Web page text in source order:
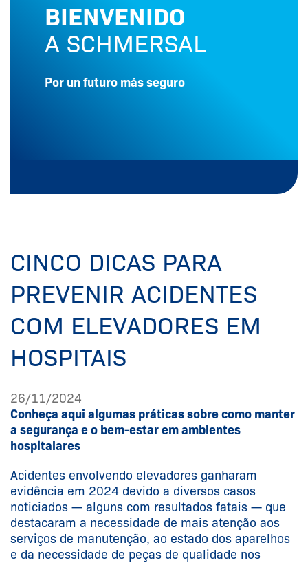
BIENVENIDO
A SCHMERSAL
Por un futuro más seguro
CINCO DICAS PARA
PREVENIR ACIDENTES
COM ELEVADORES EM
HOSPITAIS
26/11/2024
Conheça aqui algumas práticas sobre como manter
a segurança e o bem-estar em ambientes
hospitalares
Acidentes envolvendo elevadores ganharam
evidência em 2024 devido a diversos casos
noticiados — alguns com resultados fatais — que
destacaram a necessidade de mais atenção aos
serviços de manutenção, ao estado dos aparelhos
e da necessidade de peças de qualidade nos